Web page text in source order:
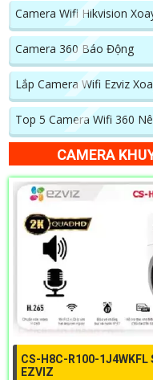
Camera Wifi Hikvision
Camera 360 Báo Động
Lắp Camera Wifi Ezviz
Top 5 Camera Wifi 360
CAMERA
CS-H8C-R100-1J4WKFL
EZVIZ